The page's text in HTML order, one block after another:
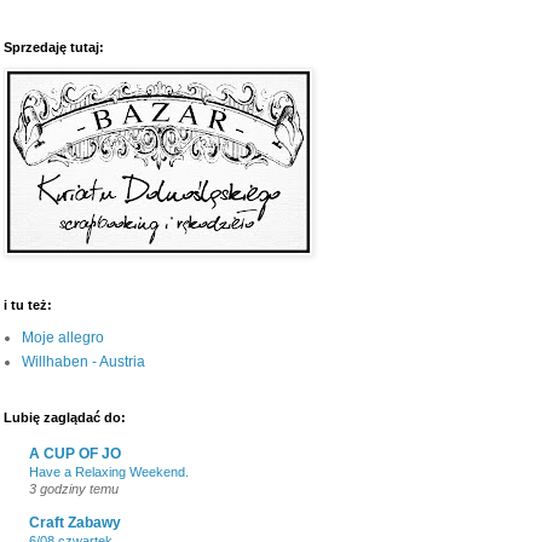
Sprzedaję tutaj:
i tu też:
Moje allegro
Willhaben - Austria
Lubię zaglądać do:
A CUP OF JO
Have a Relaxing Weekend.
3 godziny temu
Craft Zabawy